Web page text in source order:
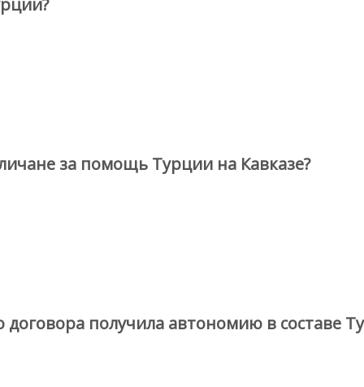
за помощь Турции на Кавказе?
договора получила автономию в составе